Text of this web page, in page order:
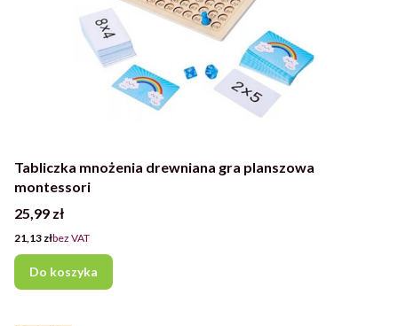
Tabliczka mnożenia drewniana gra planszowa
montessori
Cena
25,99 zł
Cena
21,13 złbez VAT
Do koszyka